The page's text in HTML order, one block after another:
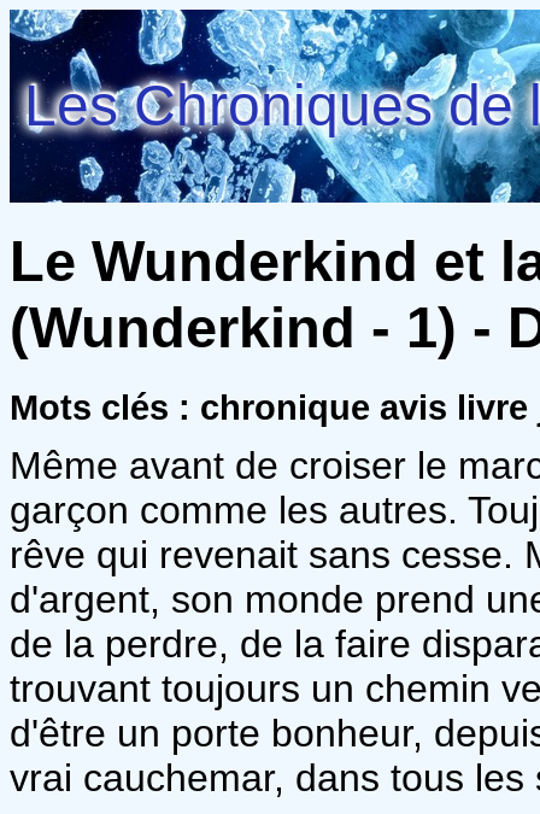
Les Chroniques de
Le Wunderkind et
(Wunderkind - 1) -
Mots clés : chronique avis
Même avant de croiser le
garçon comme les autres.
rêve qui revenait sans cesse.
d'argent, son monde prend
de la perdre, de la faire
trouvant toujours un chemin
d'être un porte bonheur,
vrai cauchemar, dans tous les